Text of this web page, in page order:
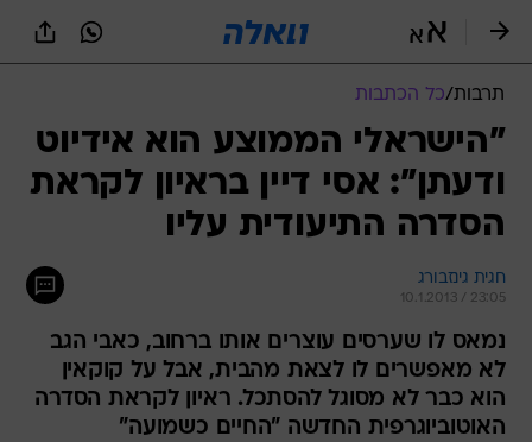
תרבות/כל הכתבות
"הישראלי הממוצע הוא אידיוט
ודעתן": אסי דיין בראיון לקראת
הסדרה התיעודית עליו
חגית גינזבורג
10.1.2013 / 23:05
נמאס לו שערסים עוצרים אותו ברחוב, כאבי הגב
לא מאפשרים לו לצאת מהבית, אבל על קוקאין
הוא כבר לא מסוגל להסתכל. ראיון לקראת הסדרה
האוטוביוגרפית החדשה "החיים כשמועה"